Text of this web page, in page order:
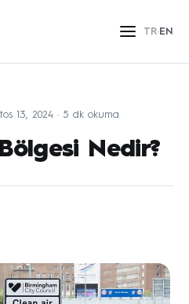
TR·EN
13, 2024 · 5 dk okuma
Nedir?